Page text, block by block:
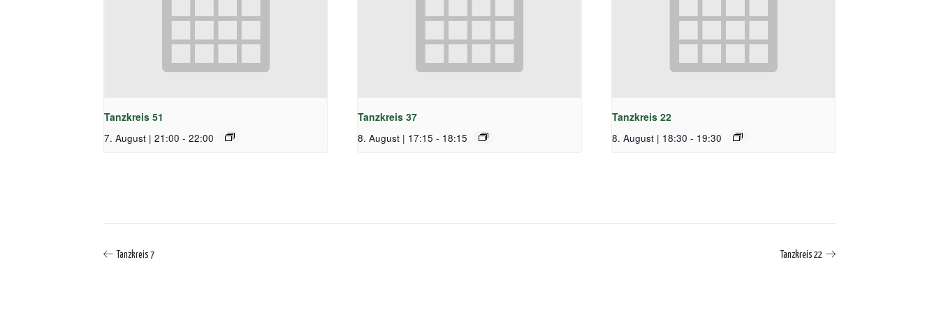
Tanzkreis 51
7. August | 21:00 - 22:00
Tanzkreis 37
8. August | 17:15 - 18:15
Tanzkreis 22
8. August | 18:30 - 19:30
Tanzkreis 7 Tanzkreis 22